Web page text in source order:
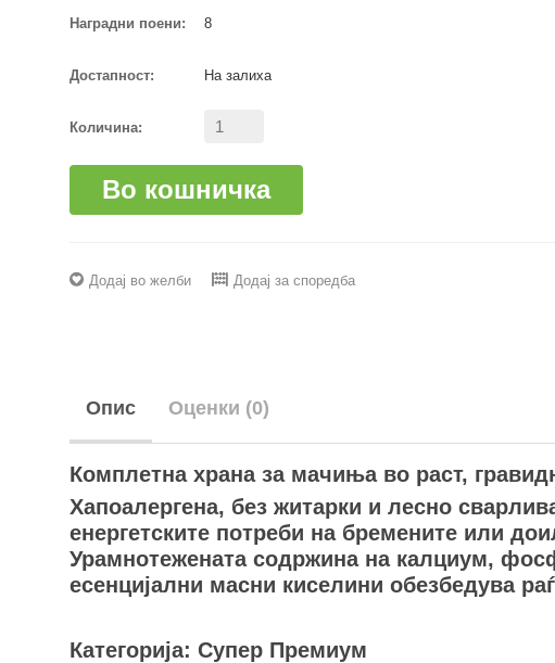
Наградни поени: 8
Достапност: На залиха
Количина:
Во кошничка
Додај во желби Додај за споредба
Опис Оценки (0)
Комплетна храна за мачиња во раст,
Хапоалергена, без житарки и лесно
енергетските потреби на бремените или
Урамнотежената содржина на калциум,
есенцијални масни киселини обезбедува
Категорија: Супер Премиум